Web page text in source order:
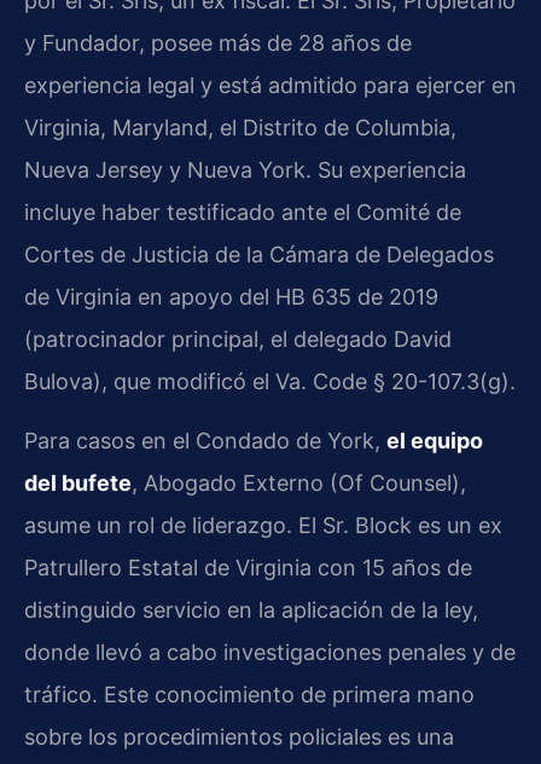
y Fundador, posee más de 28 años de
experiencia legal y está admitido para ejercer en
Virginia, Maryland, el Distrito de Columbia,
Nueva Jersey y Nueva York. Su experiencia
incluye haber testificado ante el Comité de
Cortes de Justicia de la Cámara de Delegados
de Virginia en apoyo del HB 635 de 2019
(patrocinador principal, el delegado David
Bulova), que modificó el Va. Code § 20-107.3(g).
Para casos en el Condado de York, el equipo
del bufete, Abogado Externo (Of Counsel),
asume un rol de liderazgo. El Sr. Block es un ex
Patrullero Estatal de Virginia con 15 años de
distinguido servicio en la aplicación de la ley,
donde llevó a cabo investigaciones penales y de
tráfico. Este conocimiento de primera mano
sobre los procedimientos policiales es una